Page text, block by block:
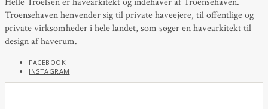
Troensehaven henvender sig til private haveejere, til offentlige og
private virksomheder i hele landet, som søger en havearkitekt til
design af haverum.
FACEBOOK
INSTAGRAM